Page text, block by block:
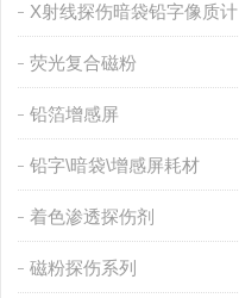
X射线探伤暗袋铅字像质计
荧光复合磁粉
铅箔增感屏
铅字\暗袋\增感屏耗材
着色渗透探伤剂
磁粉探伤系列